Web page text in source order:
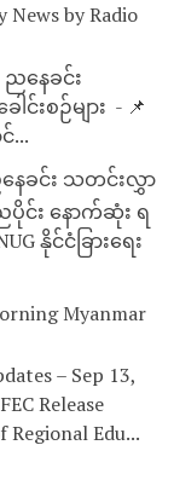
News by Radio
နေခင်း
းစဉ်များ - 📌
...
ေခင်း သတင်းလွှာ
င်း နောက်ဆုံး ရ
နိုင်ငံခြားရေး
Myanmar
– Sep 13,
Release
Edu...